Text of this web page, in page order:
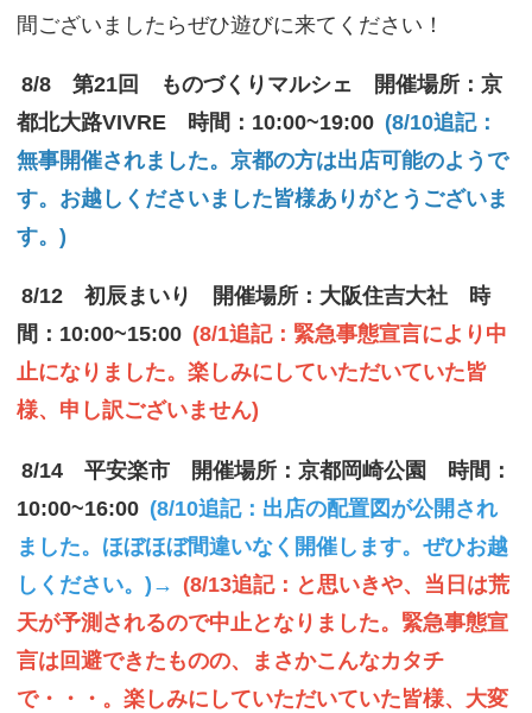
間ございましたらぜひ遊びに来てください！
8/8 第21回 ものづくりマルシェ 開催場所：京
都北大路VIVRE 時間：10:00~19:00 (8/10追記：
無事開催されました。京都の方は出店可能のようで
す。お越しくださいました皆様ありがとうございま
す。)
8/12 初辰まいり 開催場所：大阪住吉大社 時
間：10:00~15:00 (8/1追記：緊急事態宣言により中
止になりました。楽しみにしていただいていた皆
様、申し訳ございません)
8/14 平安楽市 開催場所：京都岡崎公園 時間：
10:00~16:00 (8/10追記：出店の配置図が公開され
ました。ほぼほぼ間違いなく開催します。ぜひお越
しください。)→ (8/13追記：と思いきや、当日は荒
天が予測されるので中止となりました。緊急事態宣
言は回避できたものの、まさかこんなカタチ
で・・・。楽しみにしていただいていた皆様、大変